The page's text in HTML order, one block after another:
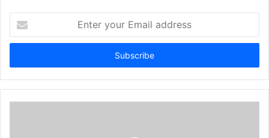
your
Email